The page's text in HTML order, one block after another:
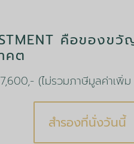
คือของ
คต
(ไม่รวมภาษีมูลค่าเพิ่
สำรองที่นั่งวันนี้